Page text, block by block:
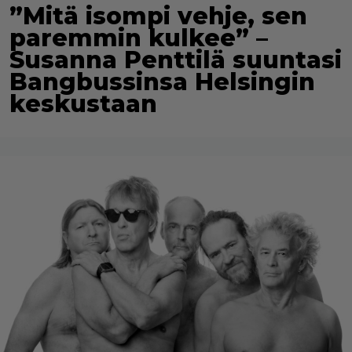
”Mitä isompi vehje, sen
paremmin kulkee” –
Susanna Penttilä suuntasi
Bangbussinsa Helsingin
keskustaan